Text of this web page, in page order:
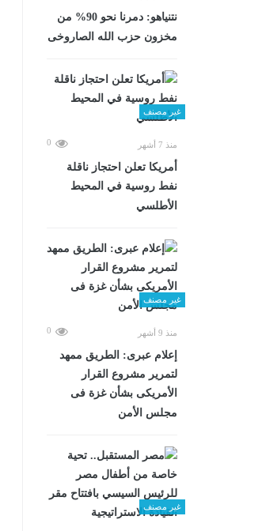
نتنياهو: دمرنا نحو 90% من
مخزون حزب الله الصاروخى
غير مصنف
منذ 7 أشهر 0
أمريكا تعلن احتجاز ناقلة
نفط روسية في المحيط
الأطلسي
غير مصنف
منذ 9 أشهر 0
إعلام عبرى: الطريق ممهد
لتمرير مشروع القرار
الأمريكى بشأن غزة فى
مجلس الأمن
غير مصنف